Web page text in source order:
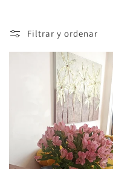
i
ó
Filtrar y ordenar